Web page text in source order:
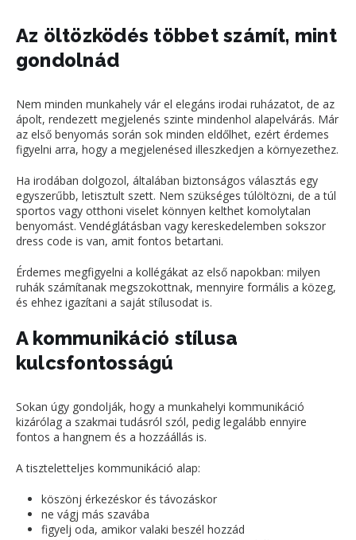
Az öltözködés többet számít, mint
gondolnád
Nem minden munkahely vár el elegáns irodai ruházatot, de az
ápolt, rendezett megjelenés szinte mindenhol alapelvárás. Már
az első benyomás során sok minden eldőlhet, ezért érdemes
figyelni arra, hogy a megjelenésed illeszkedjen a környezethez.
Ha irodában dolgozol, általában biztonságos választás egy
egyszerűbb, letisztult szett. Nem szükséges túlöltözni, de a túl
sportos vagy otthoni viselet könnyen kelthet komolytalan
benyomást. Vendéglátásban vagy kereskedelemben sokszor
dress code is van, amit fontos betartani.
Érdemes megfigyelni a kollégákat az első napokban: milyen
ruhák számítanak megszokottnak, mennyire formális a közeg,
és ehhez igazítani a saját stílusodat is.
A kommunikáció stílusa
kulcsfontosságú
Sokan úgy gondolják, hogy a munkahelyi kommunikáció
kizárólag a szakmai tudásról szól, pedig legalább ennyire
fontos a hangnem és a hozzáállás is.
A tiszteletteljes kommunikáció alap:
köszönj érkezéskor és távozáskor
ne vágj más szavába
figyelj oda, amikor valaki beszél hozzád